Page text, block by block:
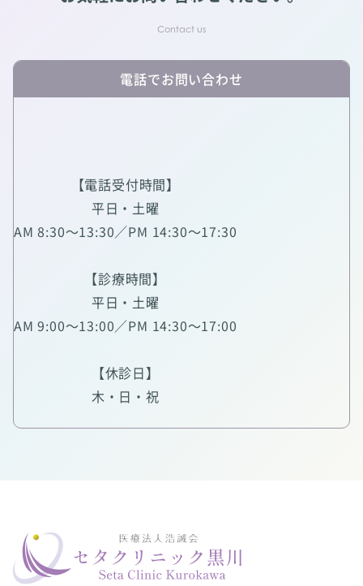
電話でお問い合わせ
【電話受付時間】
平日・土曜
AM 8:30～13:30／PM 14:30～17:30
【診療時間】
平日・土曜
AM 9:00～13:00／PM 14:30～17:00
【休診日】
木・日・祝